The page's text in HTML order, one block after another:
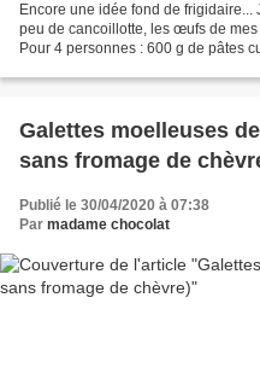
Encore une idée fond de
peu de cancoillotte, les œufs de
Pour 4 personnes : 600 g de pâtes
Galettes moelleuses
sans fromage de
Publié le 30/04/2020 à 07:38
Par madame chocolat